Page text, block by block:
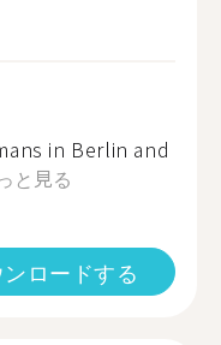
in Berlin and
と見る
ロードする